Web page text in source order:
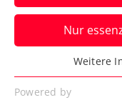
Der junge
des ATP-
Karen
Verfasst von:
Nur
Essenziell
Essenzielle Cookies
Weitere
Powered by